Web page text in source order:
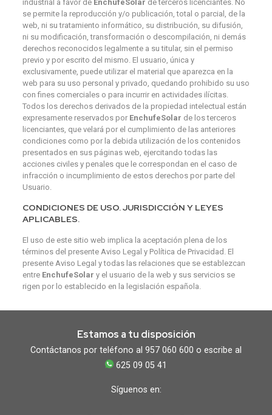
industrial a favor de EnchufeSolar de terceros licenciantes. No
se permite la reproducción y/o publicación, total o parcial, de la
web, ni su tratamiento informático, su distribución, su difusión,
ni su modificación, transformación o descompilación, ni demás
derechos reconocidos legalmente a su titular, sin el permiso
previo y por escrito del mismo. El usuario, única y
exclusivamente, puede utilizar el material que aparezca en la
web para su uso personal y privado, quedando prohibido su uso
con fines comerciales o para incurrir en actividades ilícitas.
Todos los derechos derivados de la propiedad intelectual están
expresamente reservados por EnchufeSolar de los terceros
licenciantes, que velará por el cumplimiento de las anteriores
condiciones como por la debida utilización de los contenidos
presentados en sus páginas web, ejercitando todas las
acciones civiles y penales que le correspondan en el caso de
infracción o incumplimiento de estos derechos por parte del
Usuario.
CONDICIONES DE USO. JURISDICCIÓN Y LEYES
APLICABLES.
El uso de este sitio web implica la aceptación plena de los
términos del presente Aviso Legal y Política de Privacidad. El
presente Aviso Legal y todas las relaciones que se establezcan
entre EnchufeSolar y el usuario de la web y sus servicios se
rigen por lo establecido en la legislación española.
Estamos a tu disposición
Contáctanos por teléfono al 957 060 600 o escribe al
625 09 05 41
Síguenos en: